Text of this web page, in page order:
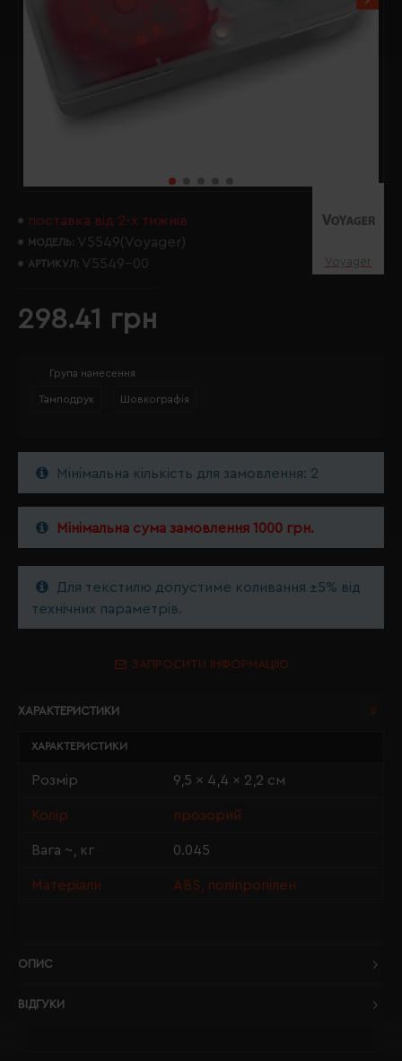
поставка від 2-х тижнів
МОДЕЛЬ: V5549(Voyager)
АРТИКУЛ: V5549-00 Voyager
298.41 грн
Група нанесення
Тамподрук Шовкографія
Мінімальна кількість для замовлення: 2
Мінімальна сума замовлення 1000 грн.
Для текстилю допустиме коливання ±5% від
технічних параметрів.
ЗАПРОСИТИ ІНФОРМАЦІЮ
ХАРАКТЕРИСТИКИ
ХАРАКТЕРИСТИКИ
Розмір 9,5 x 4,4 x 2,2 см
Колір прозорий
Вага ~, кг 0.045
Матеріали ABS, поліпропілен
ОПИС
ВІДГУКИ